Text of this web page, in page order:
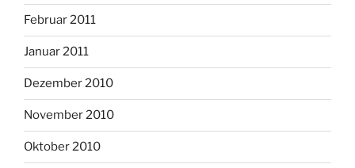
Februar 2011
Januar 2011
Dezember 2010
November 2010
Oktober 2010